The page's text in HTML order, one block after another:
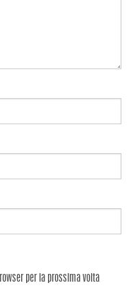
per la prossima volta